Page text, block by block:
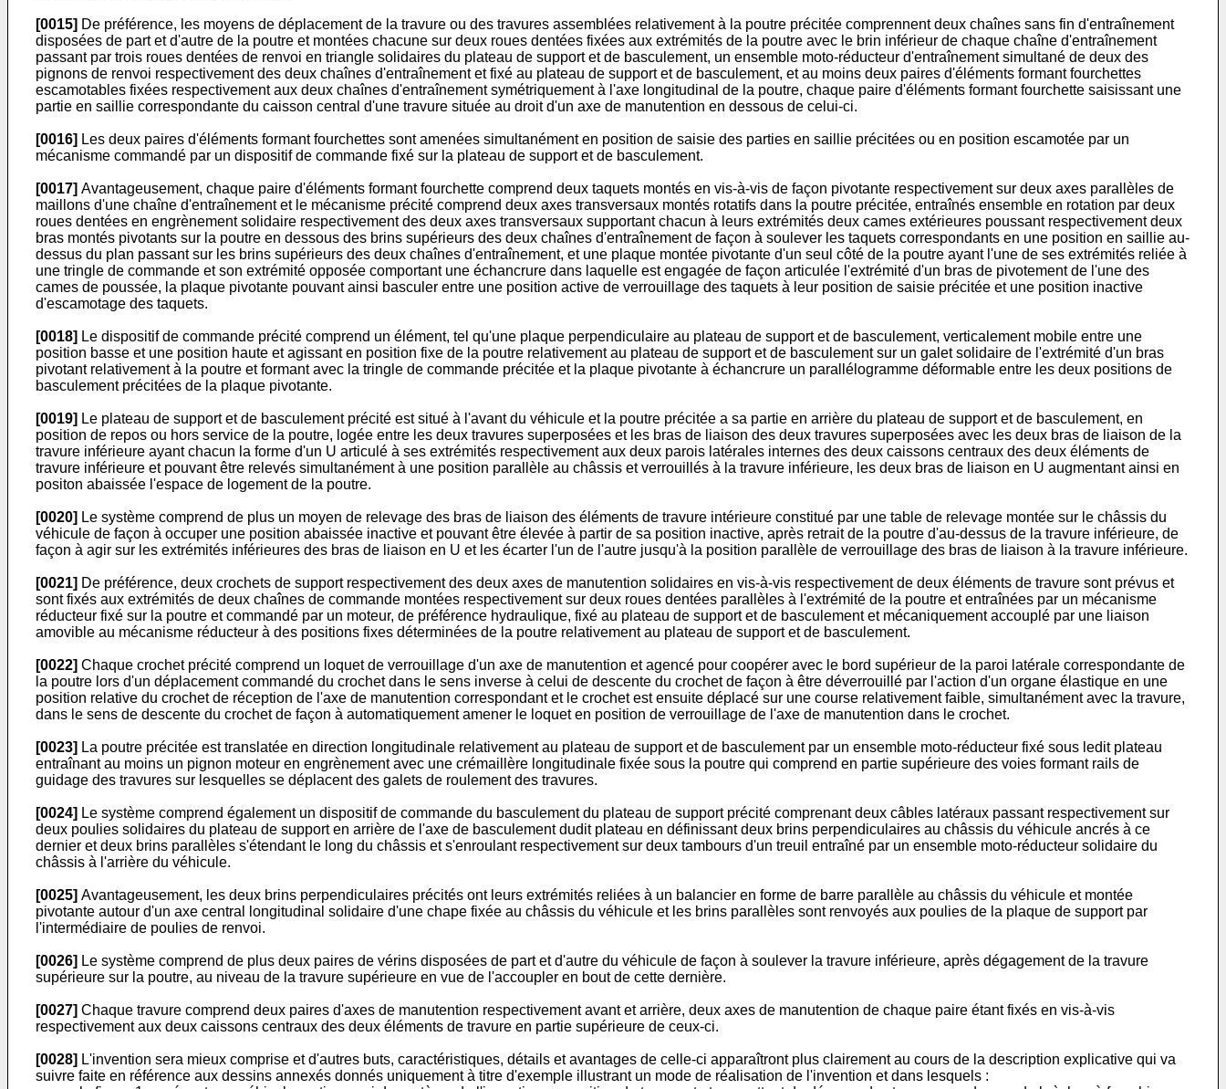
[0015] De préférence, les moyens de déplacement de la travure ou des travures assemblées relativement à la poutre précitée comprennent deux chaînes sans fin d'entraînement
disposées de part et d'autre de la poutre et montées chacune sur deux roues dentées fixées aux extrémités de la poutre avec le brin inférieur de chaque chaîne d'entraînement
passant par trois roues dentées de renvoi en triangle solidaires du plateau de support et de basculement, un ensemble moto-réducteur d'entraînement simultané de deux des
pignons de renvoi respectivement des deux chaînes d'entraînement et fixé au plateau de support et de basculement, et au moins deux paires d'éléments formant fourchettes
escamotables fixées respectivement aux deux chaînes d'entraînement symétriquement à l'axe longitudinal de la poutre, chaque paire d'éléments formant fourchette saisissant une
partie en saillie correspondante du caisson central d'une travure située au droit d'un axe de manutention en dessous de celui-ci.
[0016] Les deux paires d'éléments formant fourchettes sont amenées simultanément en position de saisie des parties en saillie précitées ou en position escamotée par un
mécanisme commandé par un dispositif de commande fixé sur la plateau de support et de basculement.
[0017] Avantageusement, chaque paire d'éléments formant fourchette comprend deux taquets montés en vis-à-vis de façon pivotante respectivement sur deux axes parallèles de
maillons d'une chaîne d'entraînement et le mécanisme précité comprend deux axes transversaux montés rotatifs dans la poutre précitée, entraînés ensemble en rotation par deux
roues dentées en engrènement solidaire respectivement des deux axes transversaux supportant chacun à leurs extrémités deux cames extérieures poussant respectivement deux
bras montés pivotants sur la poutre en dessous des brins supérieurs des deux chaînes d'entraînement de façon à soulever les taquets correspondants en une position en saillie au-
dessus du plan passant sur les brins supérieurs des deux chaînes d'entraînement, et une plaque montée pivotante d'un seul côté de la poutre ayant l'une de ses extrémités reliée à
une tringle de commande et son extrémité opposée comportant une échancrure dans laquelle est engagée de façon articulée l'extrémité d'un bras de pivotement de l'une des
cames de poussée, la plaque pivotante pouvant ainsi basculer entre une position active de verrouillage des taquets à leur position de saisie précitée et une position inactive
d'escamotage des taquets.
[0018] Le dispositif de commande précité comprend un élément, tel qu'une plaque perpendiculaire au plateau de support et de basculement, verticalement mobile entre une
position basse et une position haute et agissant en position fixe de la poutre relativement au plateau de support et de basculement sur un galet solidaire de l'extrémité d'un bras
pivotant relativement à la poutre et formant avec la tringle de commande précitée et la plaque pivotante à échancrure un parallélogramme déformable entre les deux positions de
basculement précitées de la plaque pivotante.
[0019] Le plateau de support et de basculement précité est situé à l'avant du véhicule et la poutre précitée a sa partie en arrière du plateau de support et de basculement, en
position de repos ou hors service de la poutre, logée entre les deux travures superposées et les bras de liaison des deux travures superposées avec les deux bras de liaison de la
travure inférieure ayant chacun la forme d'un U articulé à ses extrémités respectivement aux deux parois latérales internes des deux caissons centraux des deux éléments de
travure inférieure et pouvant être relevés simultanément à une position parallèle au châssis et verrouillés à la travure inférieure, les deux bras de liaison en U augmentant ainsi en
positon abaissée l'espace de logement de la poutre.
[0020] Le système comprend de plus un moyen de relevage des bras de liaison des éléments de travure intérieure constitué par une table de relevage montée sur le châssis du
véhicule de façon à occuper une position abaissée inactive et pouvant être élevée à partir de sa position inactive, après retrait de la poutre d'au-dessus de la travure inférieure, de
façon à agir sur les extrémités inférieures des bras de liaison en U et les écarter l'un de l'autre jusqu'à la position parallèle de verrouillage des bras de liaison à la travure inférieure.
[0021] De préférence, deux crochets de support respectivement des deux axes de manutention solidaires en vis-à-vis respectivement de deux éléments de travure sont prévus et
sont fixés aux extrémités de deux chaînes de commande montées respectivement sur deux roues dentées parallèles à l'extrémité de la poutre et entraînées par un mécanisme
réducteur fixé sur la poutre et commandé par un moteur, de préférence hydraulique, fixé au plateau de support et de basculement et mécaniquement accouplé par une liaison
amovible au mécanisme réducteur à des positions fixes déterminées de la poutre relativement au plateau de support et de basculement.
[0022] Chaque crochet précité comprend un loquet de verrouillage d'un axe de manutention et agencé pour coopérer avec le bord supérieur de la paroi latérale correspondante de
la poutre lors d'un déplacement commandé du crochet dans le sens inverse à celui de descente du crochet de façon à être déverrouillé par l'action d'un organe élastique en une
position relative du crochet de réception de l'axe de manutention correspondant et le crochet est ensuite déplacé sur une course relativement faible, simultanément avec la travure,
dans le sens de descente du crochet de façon à automatiquement amener le loquet en position de verrouillage de l'axe de manutention dans le crochet.
[0023] La poutre précitée est translatée en direction longitudinale relativement au plateau de support et de basculement par un ensemble moto-réducteur fixé sous ledit plateau
entraînant au moins un pignon moteur en engrènement avec une crémaillère longitudinale fixée sous la poutre qui comprend en partie supérieure des voies formant rails de
guidage des travures sur lesquelles se déplacent des galets de roulement des travures.
[0024] Le système comprend également un dispositif de commande du basculement du plateau de support précité comprenant deux câbles latéraux passant respectivement sur
deux poulies solidaires du plateau de support en arrière de l'axe de basculement dudit plateau en définissant deux brins perpendiculaires au châssis du véhicule ancrés à ce
dernier et deux brins parallèles s'étendant le long du châssis et s'enroulant respectivement sur deux tambours d'un treuil entraîné par un ensemble moto-réducteur solidaire du
châssis à l'arrière du véhicule.
[0025] Avantageusement, les deux brins perpendiculaires précités ont leurs extrémités reliées à un balancier en forme de barre parallèle au châssis du véhicule et montée
pivotante autour d'un axe central longitudinal solidaire d'une chape fixée au châssis du véhicule et les brins parallèles sont renvoyés aux poulies de la plaque de support par
l'intermédiaire de poulies de renvoi.
[0026] Le système comprend de plus deux paires de vérins disposées de part et d'autre du véhicule de façon à soulever la travure inférieure, après dégagement de la travure
supérieure sur la poutre, au niveau de la travure supérieure en vue de l'accoupler en bout de cette dernière.
[0027] Chaque travure comprend deux paires d'axes de manutention respectivement avant et arrière, deux axes de manutention de chaque paire étant fixés en vis-à-vis
respectivement aux deux caissons centraux des deux éléments de travure en partie supérieure de ceux-ci.
[0028] L'invention sera mieux comprise et d'autres buts, caractéristiques, détails et avantages de celle-ci apparaîtront plus clairement au cours de la description explicative qui va
suivre faite en référence aux dessins annexés donnés uniquement à titre d'exemple illustrant un mode de réalisation de l'invention et dans lesquels :